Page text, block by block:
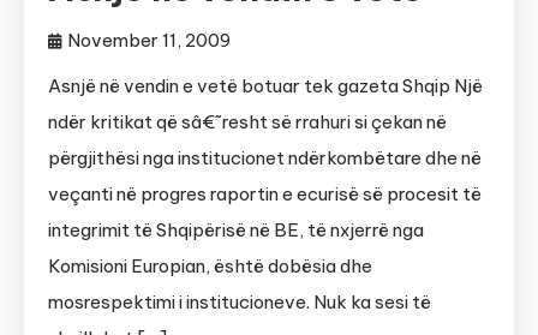
November 11, 2009
Asnjë në vendin e vetë botuar tek gazeta Shqip Një
ndër kritikat që sâ€˜resht së rrahuri si çekan në
përgjithësi nga institucionet ndërkombëtare dhe në
veçanti në progres raportin e ecurisë së procesit të
integrimit të Shqipërisë në BE, të nxjerrë nga
Komisioni Europian, është dobësia dhe
mosrespektimi i institucioneve. Nuk ka sesi të